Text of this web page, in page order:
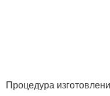
Процедура